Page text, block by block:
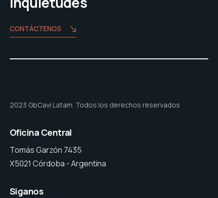
CONTÁCTENOS
2023 GbCavi Latam. Todos los derechos reservados
Oficina Central
Tomás Garzón 7435
X5021 Córdoba - Argentina
Siganos